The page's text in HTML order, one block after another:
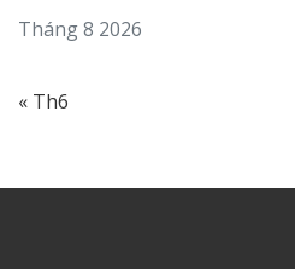
Tháng 8 2026
« Th6